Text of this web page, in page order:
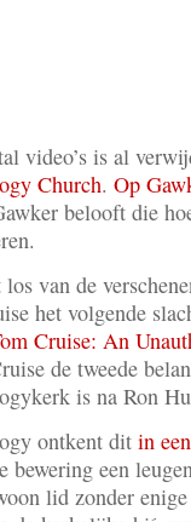
video’s is al
Church. Op
belooft die
van de
het volgende
Cruise: An
de tweede
is na Ron
ontkent dit in
bewering een
lid zonder